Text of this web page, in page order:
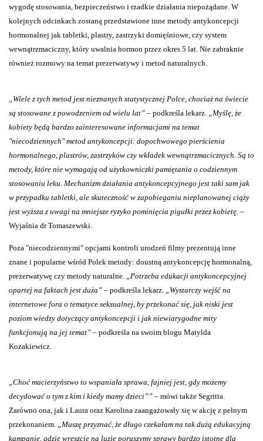
wygodę stosowania, bezpieczeństwo i rzadkie działania niepożądane. W
kolejnych odcinkach zostaną przedstawione inne metody antykoncepcji
hormonalnej jak tabletki, plastry, zastrzyki domięśniowe, czy system
wewnątrzmaciczny, który uwalnia hormon przez okres 5 lat. Nie zabraknie
również rozmowy na temat prezerwatywy i metod naturalnych.
„Wiele z tych metod jest nieznanych statystycznej Polce, chociaż na świecie
są stosowane z powodzeniem od wielu lat” – podkreśla lekarz. „Myślę, że
kobiety będą bardzo zainteresowane informacjami na temat
"niecodziennych" metod antykoncepcji: dopochwowego pierścienia
hormonalnego, plastrów, zastrzyków czy wkładek wewnątrzmacicznych. Są to
metody, które nie wymagają od użytkowniczki pamiętania o codziennym
stosowaniu leku. Mechanizm działania antykoncepcyjnego jest taki sam jak
w przypadku tabletki, ale skuteczność w zapobieganiu nieplanowanej ciąży
jest wyższa z uwagi na mniejsze ryzyko pominięcia pigułki przez kobietę. –
Wyjaśnia dr Tomaszewski.
Poza "niecodziennymi" opcjami kontroli urodzeń filmy prezentują inne
znane i popularne wśród Polek metody: doustną antykoncepcję hormonalną,
prezerwatywę czy metody naturalne . „Potrzeba edukacji antykoncepcyjnej
opartej na faktach jest duża” – podkreśla lekarz
„Wystarczy wejść na
internetowe fora o tematyce seksualnej, by przekonać się, jak niski jest
poziom wiedzy dotyczący antykoncepcji i jak niewiarygodne mity
funkcjonują na jej temat” – podkreśla na swoim blogu Matylda
Kozakiewicz.
„Choć macierzyństwo to wspaniała sprawa, fajniej jest, gdy możemy
decydować o tym z kim i kiedy mamy dzieci”” – mówi także Segritta.
Zarówno ona, jak i Laura oraz Karolina zaangażowały się w akcję z pełnym
przekonaniem. „Muszę przyznać, że długo czekałam na tak dużą edukacyjną
kampanię, gdzie wreszcie na luzie poruszymy sprawy bardzo istotne dla